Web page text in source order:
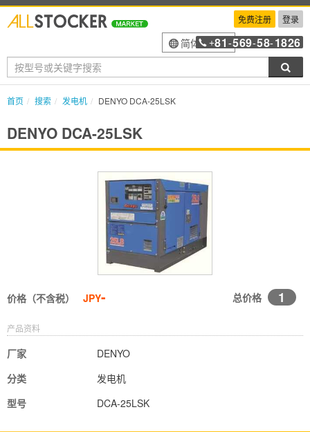
免费注册 登录
简体中文
+81 -569-58-1826
首页 搜索 发电机 DENYO DCA-25LSK
DENYO DCA-25LSK
价格（不含税） JPY- 总价格 1
产品资料
厂家
DENYO
分类
发电机
型号
DCA-25LSK